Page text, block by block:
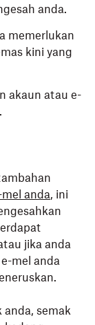
anda.
memerlukan
kini yang
akaun atau e-
anda, ini
jika anda
mel anda
anda, semak